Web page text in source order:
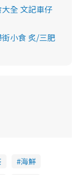
大全 文記車仔
街小食 炙/三肥
海鮮